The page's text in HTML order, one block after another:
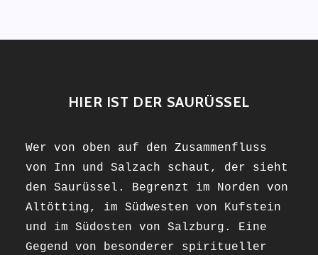
HIER IST DER SAURÜSSEL
Wer von oben auf den Zusammenfluss
von Inn und Salzach schaut, der sieht
den Saurüssel. Begrenzt im Norden von
Altötting, im Südwesten von Kufstein
und im Südosten von Salzburg. Eine
Gegend von besonderer spiritueller